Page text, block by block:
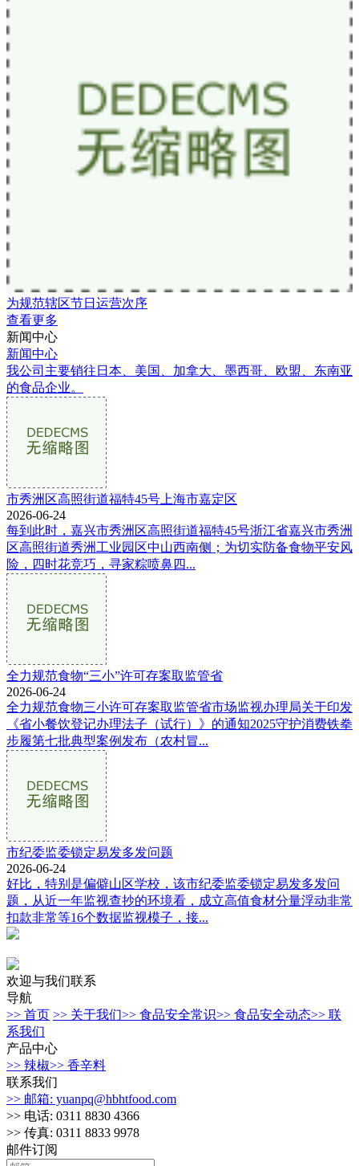
为规范辖区节日运营次序
查看更多
新闻中心
新闻中心
我公司主要销往日本、美国、加拿大、墨西哥、欧盟、东南亚
的食品企业。
市秀洲区高照街道福特45号上海市嘉定区
2026-06-24
每到此时，嘉兴市秀洲区高照街道福特45号浙江省嘉兴市秀洲
区高照街道秀洲工业园区中山西南侧；为切实防备食物平安风
险，四时花竞巧，寻家粽喷鼻四...
全力规范食物“三小”许可存案取监管省
2026-06-24
全力规范食物三小许可存案取监管省市场监视办理局关于印发
《省小餐饮登记办理法子（试行）》的通知2025守护消费铁拳
步履第七批典型案例发布（农村冒...
市纪委监委锁定易发多发问题
2026-06-24
好比，特别是偏僻山区学校，该市纪委监委锁定易发多发问
题，从近一年监视查抄的环境看，成立高值食材分量浮动非常
扣款非常等16个数据监视模子，接...
欢迎与我们联系
导航
>> 首页 >> 关于我们>> 食品安全常识>> 食品安全动态>> 联
系我们
产品中心
>> 辣椒>> 香辛料
联系我们
>> 邮箱: yuanpq@hbhtfood.com
>> 电话: 0311 8830 4366
>> 传真: 0311 8833 9978
邮件订阅